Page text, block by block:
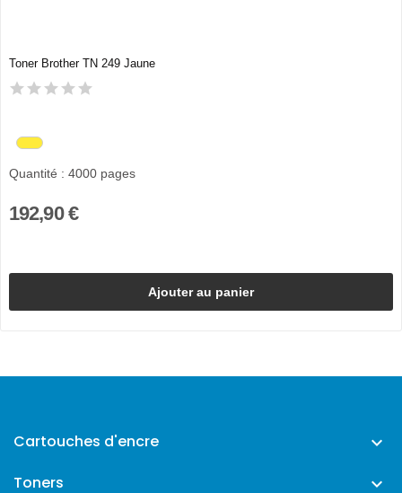
Toner Brother TN 249 Jaune
Quantité : 4000 pages
192,90 €
Ajouter au panier
Cartouches d'encre 
Toners 